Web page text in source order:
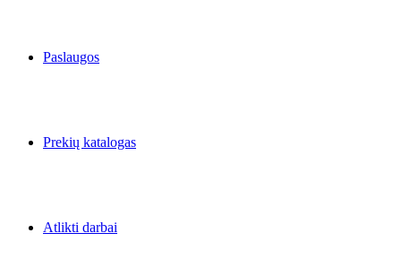
Paslaugos
Prekių katalogas
Atlikti darbai